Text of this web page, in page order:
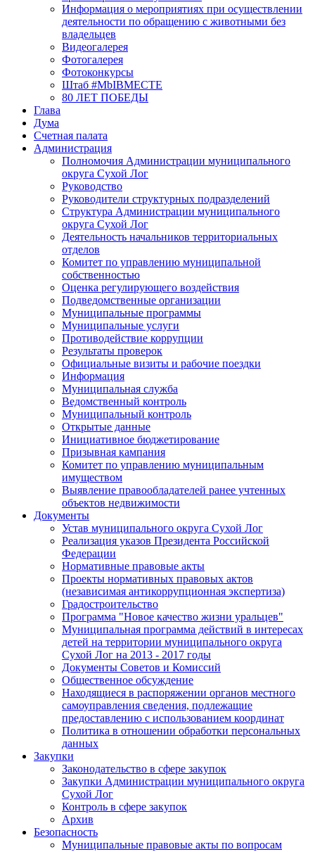
Информация о мероприятиях при осуществлении
деятельности по обращению с животными без
владельцев
Видеогалерея
Фотогалерея
Фотоконкурсы
Штаб #MbIBMECTE
80 ЛЕТ ПОБЕДЫ
Глава
Дума
Счетная палата
Администрация
Полномочия Администрации муниципального
округа Сухой Лог
Руководство
Руководители структурных подразделений
Структура Администрации муниципального
округа Сухой Лог
Деятельность начальников территориальных
отделов
Комитет по управлению муниципальной
собственностью
Оценка регулирующего воздействия
Подведомственные организации
Муниципальные программы
Муниципальные услуги
Противодействие коррупции
Результаты проверок
Официальные визиты и рабочие поездки
Информация
Муниципальная служба
Ведомственный контроль
Муниципальный контроль
Открытые данные
Инициативное бюджетирование
Призывная кампания
Комитет по управлению муниципальным
имуществом
Выявление правообладателей ранее учтенных
объектов недвижимости
Документы
Устав муниципального округа Сухой Лог
Реализация указов Президента Российской
Федерации
Нормативные правовые акты
Проекты нормативных правовых актов
(независимая антикоррупционная экспертиза)
Градостроительство
Программа "Новое качество жизни уральцев"
Муниципальная программа действий в интересах
детей на территории муниципального округа
Сухой Лог на 2013 - 2017 годы
Документы Советов и Комиссий
Общественное обсуждение
Находящиеся в распоряжении органов местного
самоуправления сведения, подлежащие
предоставлению с использованием координат
Политика в отношении обработки персональных
данных
Закупки
Законодательство в сфере закупок
Закупки Администрации муниципального округа
Сухой Лог
Контроль в сфере закупок
Архив
Безопасность
Муниципальные правовые акты по вопросам